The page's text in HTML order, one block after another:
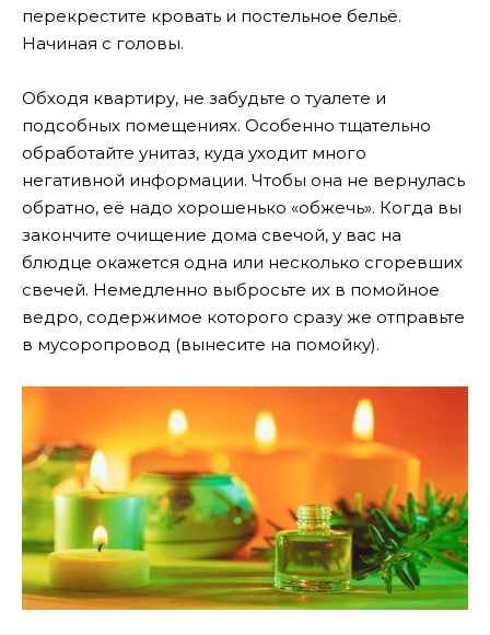
перекрестите кровать и постельное бельё.
Начиная с головы.
Обходя квартиру, не забудьте о туалете и
подсобных помещениях. Особенно тщательно
обработайте унитаз, куда уходит много
негативной информации. Чтобы она не вернулась
обратно, её надо хорошенько «обжечь». Когда вы
закончите очищение дома свечой, у вас на
блюдце окажется одна или несколько сгоревших
свечей. Немедленно выбросьте их в помойное
ведро, содержимое которого сразу же отправьте
в мусоропровод (вынесите на помойку).